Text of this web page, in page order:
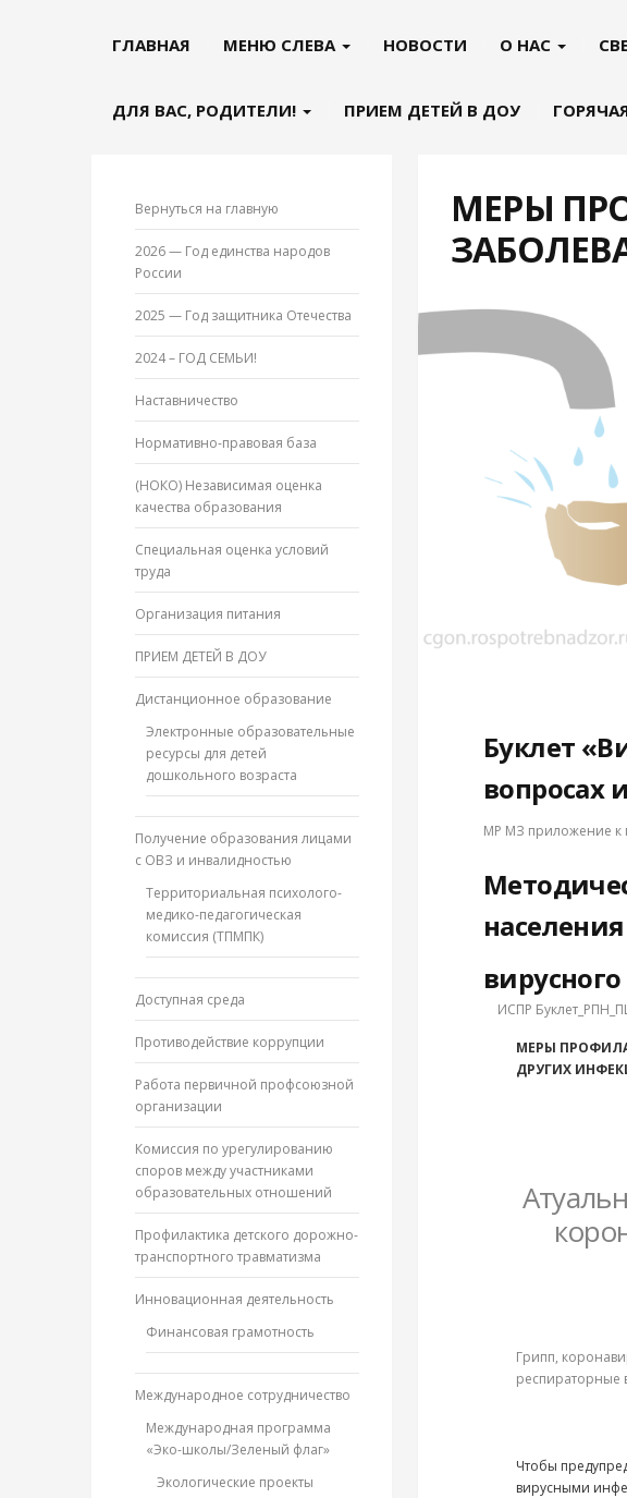
ГЛАВНАЯ МЕНЮ СЛЕВА НОВОСТИ О НАС
ДЛЯ ВАС, РОДИТЕЛИ! ПРИЕМ ДЕТЕЙ В ДОУ
Вернуться на главную
2026 — Год единства народов
России
2025 — Год защитника Отечества
2024 – ГОД СЕМЬИ!
Наставничество
Нормативно-правовая база
(НОКО) Независимая оценка
качества образования
Специальная оценка условий
труда
Организация питания
ПРИЕМ ДЕТЕЙ В ДОУ
Дистанционное образование
Электронные образовательные
ресурсы для детей
дошкольного возраста
Получение образования лицами
с ОВЗ и инвалидностью
Территориальная психолого-
медико-педагогическая
комиссия (ТПМПК)
Доступная среда
Противодействие коррупции
Работа первичной профсоюзной
организации
Комиссия по урегулированию
споров между участниками
образовательных отношений
Профилактика детского дорожно-
транспортного травматизма
Инновационная деятельность
Финансовая грамотность
Международное сотрудничество
Международная программа
«Эко-школы/Зеленый флаг»
Экологические проекты
МЕРЫ
Буклет
вопросах
МР МЗ приложение к
ИСПР
МЕРЫ
ДРУГИХ
Грипп,
респираторные
Чтобы
вирусными